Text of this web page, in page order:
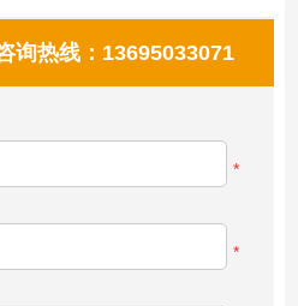
询热线：13695033071
*
*